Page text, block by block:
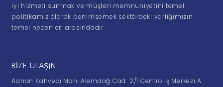
iyi hizmeti sunmak ve müşteri memnuniyetini temel
politikamız olarak benimsemek sektördeki varlığımızın
temel nedenleri arasındadır.
BIZE ULAŞIN
Adnan Kahveci Mah. Alemdağ Cad. 2/1 Centro İş Merkezi A